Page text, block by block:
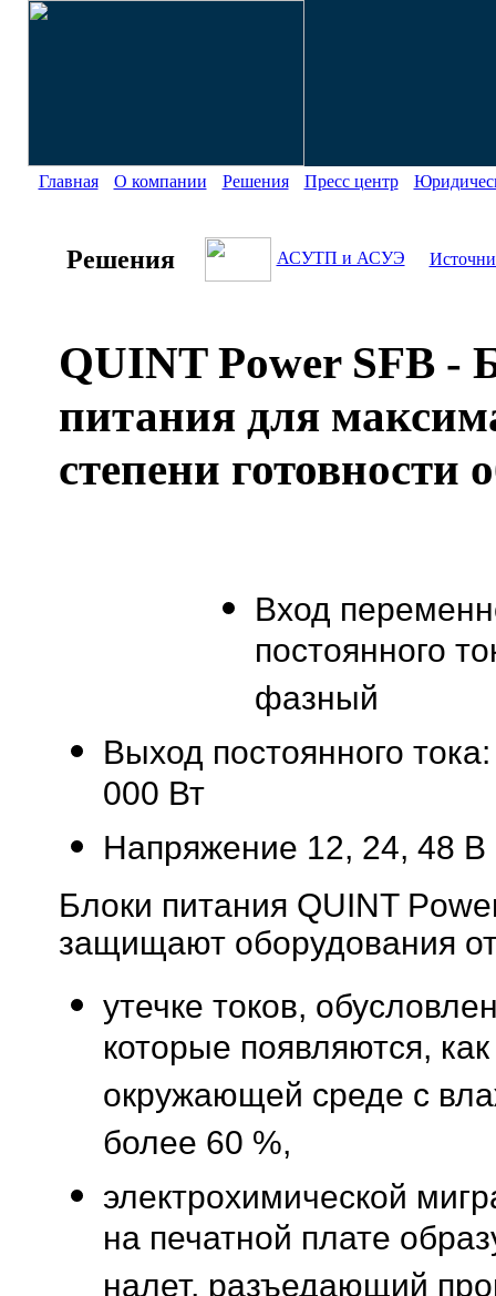
Главная О компании Решения Пресс центр
Решения АСУТП и АСУЭ
QUINT Power SFB -
питания для
степени готовности
Вход
постоянного
фазный
Выход постоянного
000 Вт
Напряжение 12, 24, 48 В
Блоки питания QUINT
защищают оборудования
утечке токов,
которые появляются,
окружающей среде с
более 60 %,
электрохимической
на печатной плате